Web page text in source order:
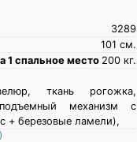
3289
см.
101
1 спальное место
кг.
200
ткань рогожка,
механизм с
+ березовые ламели),